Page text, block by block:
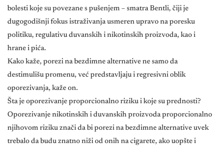
bolesti koje su povezane s pušenjem – smatra Bentli, čiji je
dugogodišnji fokus istraživanja usmeren upravo na poresku
politiku, regulativu duvanskih i nikotinskih proizvoda, kao i
hrane i pića.
Kako kaže, porezi na bezdimne alternative ne samo da
destimulišu promenu, već predstavljaju i regresivni oblik
oporezivanja, kaže on.
Šta je oporezivanje proporcionalno riziku i koje su prednosti?
Oporezivanje nikotinskih i duvanskih proizvoda proporcionalno
njihovom riziku znači da bi porezi na bezdimne alternative uvek
trebalo da budu znatno niži od onih na cigarete, ako uopšte i